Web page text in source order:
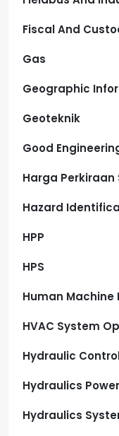
Fiscal And
Gas
Geographic
Geoteknik
Good
Harga Perkiraan
Hazard
HPP
HPS
Human
HVAC System
Hydraulic
Hydraulics
Hydraulics